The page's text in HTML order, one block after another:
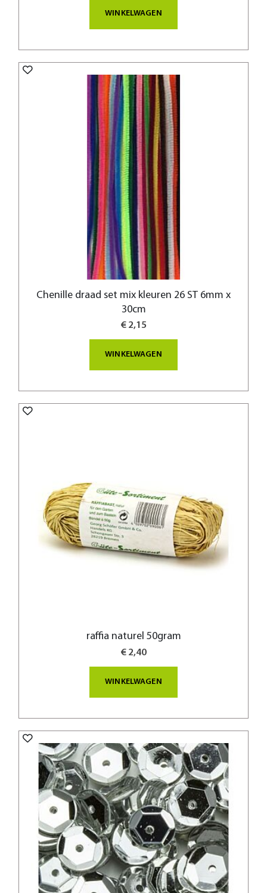
WINKELWAGEN
Chenille draad set mix kleuren 26 ST 6mm x
30cm
€ 2,15
WINKELWAGEN
raffia naturel 50gram
€ 2,40
WINKELWAGEN